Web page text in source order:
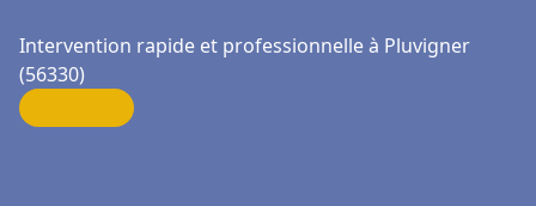
Intervention rapide et professionnelle à Pluvigner
(56330)